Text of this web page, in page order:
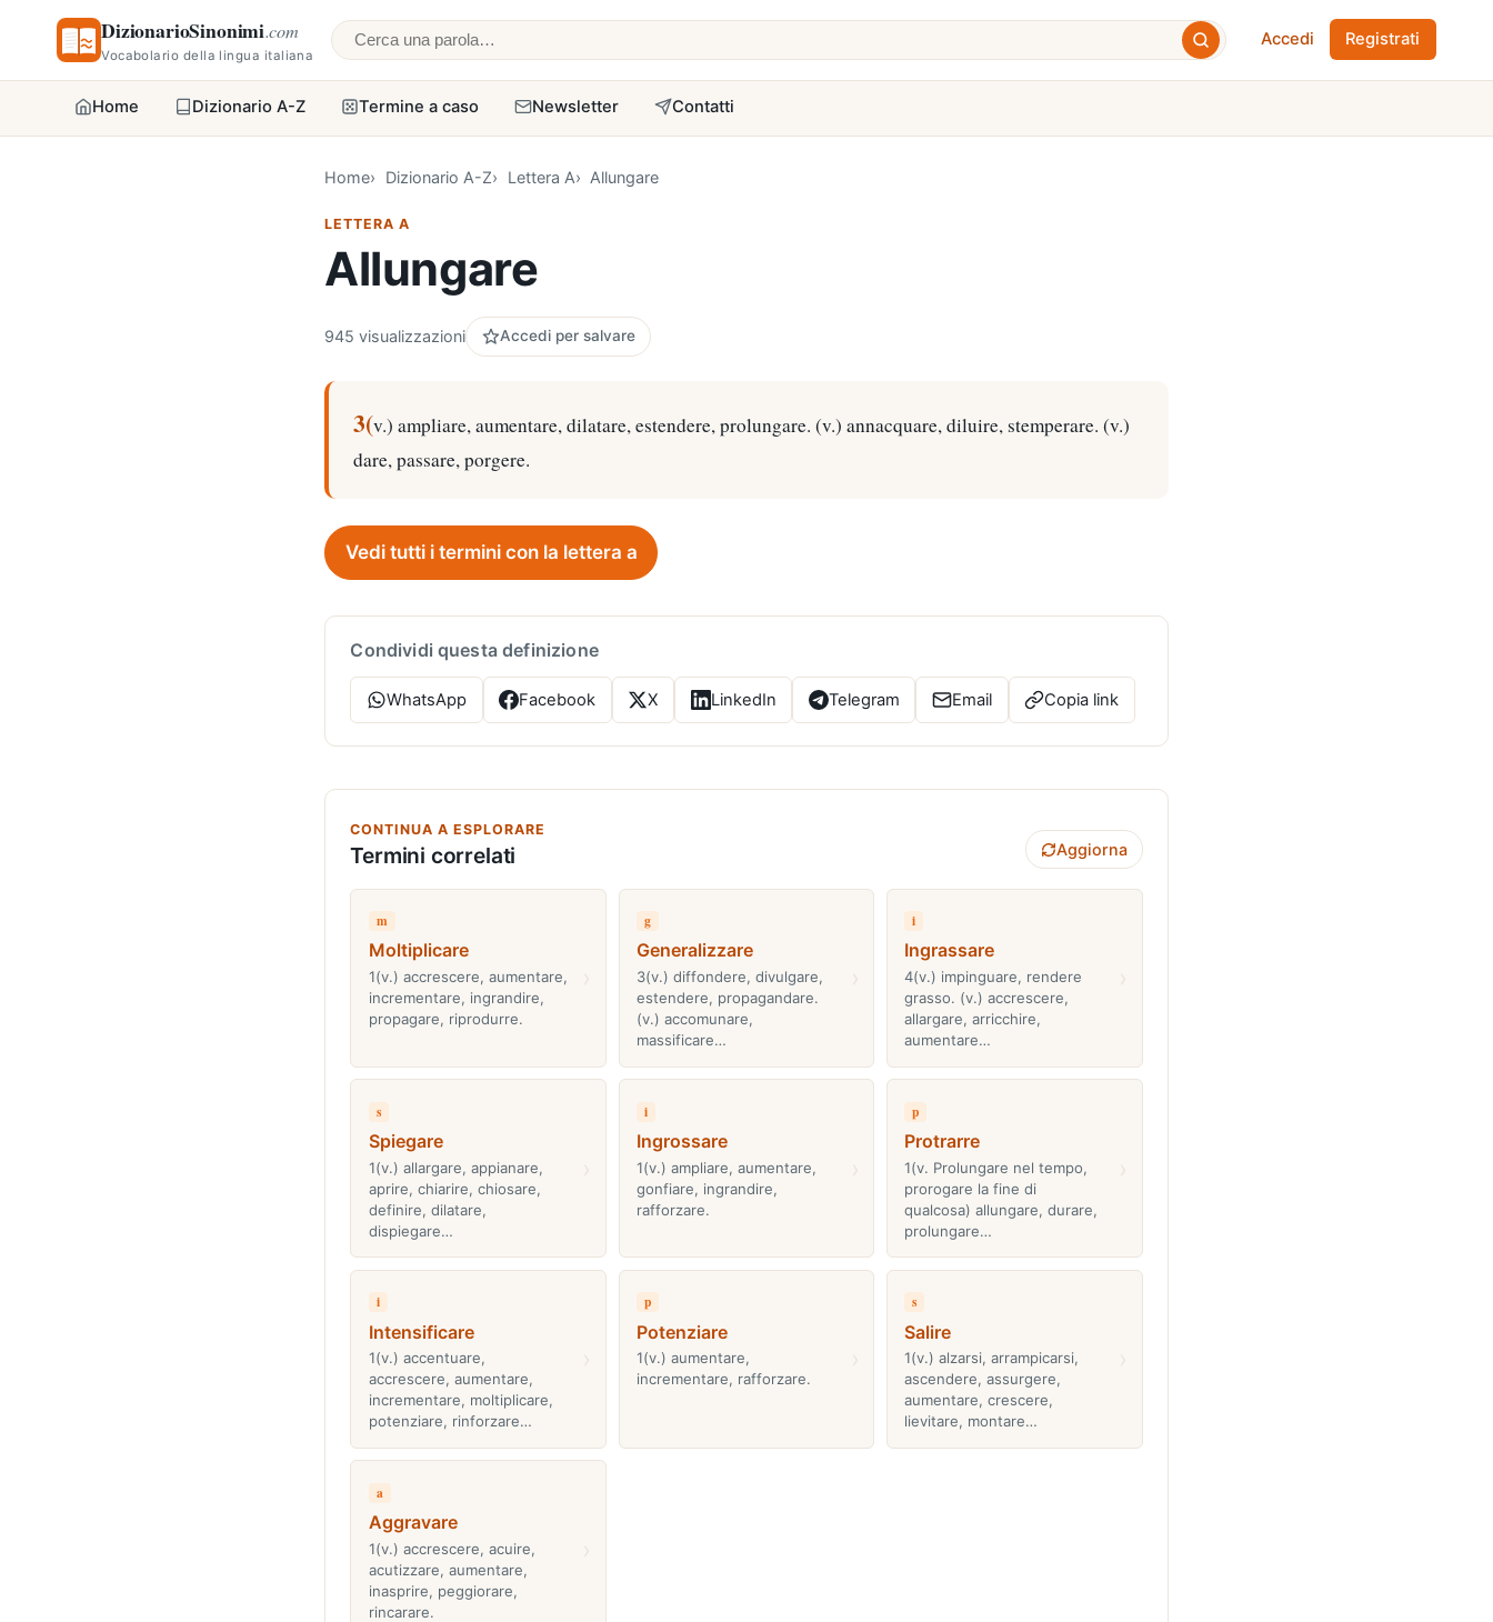
DizionarioSinonimi.com
Vocabolario della lingua italiana Cerca una parola
Accedi Registrati
Home Dizionario A-Z Termine a caso Newsletter Contatti
Home Dizionario A-Z Lettera A Allungare
LETTERA A
Allungare
945 visualizzazioni Accedi per salvare
3(v.) ampliare, aumentare, dilatare, estendere, prolungare. (v.) annacquare, diluire, stemperare. (v.)
dare, passare, porgere.
Vedi tutti i termini con la lettera a
Condividi questa definizione
WhatsApp Facebook X LinkedIn Telegram Email Copia link
CONTINUA A ESPLORARE
Termini correlati Aggiorna
m
Moltiplicare
1(v.) accrescere, aumentare,
incrementare, ingrandire,
propagare, riprodurre.
g
Generalizzare
3(v.) diffondere, divulgare,
estendere, propagandare.
(v.) accomunare,
massificare…
i
Ingrassare
4(v.) impinguare, rendere
grasso. (v.) accrescere,
allargare, arricchire,
aumentare…
s
Spiegare
1(v.) allargare, appianare,
aprire, chiarire, chiosare,
definire, dilatare,
dispiegare…
i
Ingrossare
1(v.) ampliare, aumentare,
gonfiare, ingrandire,
rafforzare.
p
Protrarre
1(v. Prolungare nel tempo,
prorogare la fine di
qualcosa) allungare, durare,
prolungare…
i
Intensificare
1(v.) accentuare,
accrescere, aumentare,
incrementare, moltiplicare,
potenziare, rinforzare…
p
Potenziare
1(v.) aumentare,
incrementare, rafforzare.
s
Salire
1(v.) alzarsi, arrampicarsi,
ascendere, assurgere,
aumentare, crescere,
lievitare, montare…
a
Aggravare
1(v.) accrescere, acuire,
acutizzare, aumentare,
inasprire, peggiorare,
rincarare.